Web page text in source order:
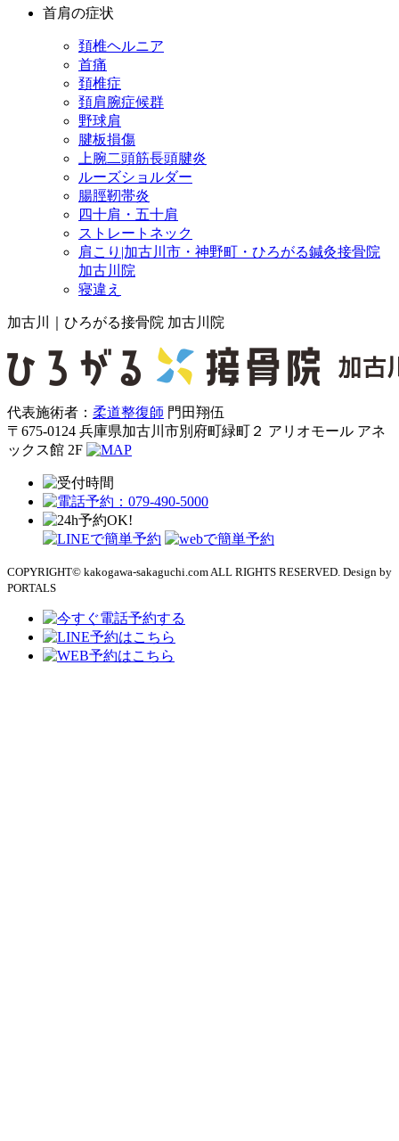
首肩の症状
頚椎ヘルニア
首痛
頚椎症
頚肩腕症候群
野球肩
腱板損傷
上腕二頭筋長頭腱炎
ルーズショルダー
腸脛靭帯炎
四十肩・五十肩
ストレートネック
肩こり|加古川市・神野町・ひろがる鍼灸接骨院
加古川院
寝違え
加古川｜ひろがる接骨院 加古川院
代表施術者： 柔道整復師 門田翔伍
〒675-0124 兵庫県加古川市別府町緑町２ アリオモール アネ
ックス館 2F
COPYRIGHT© kakogawa-sakaguchi.com ALL RIGHTS RESERVED. Design by
PORTALS